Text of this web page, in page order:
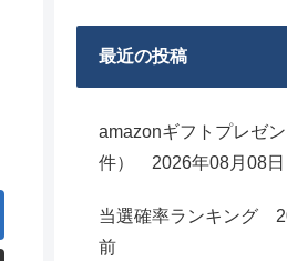
最近の投稿
amazonギフトプレゼ
件） 2026年08月08日
当選確率ランキング
前